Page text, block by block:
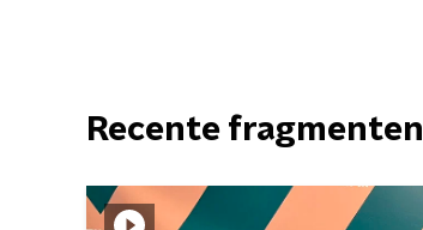
Recente fragmenten